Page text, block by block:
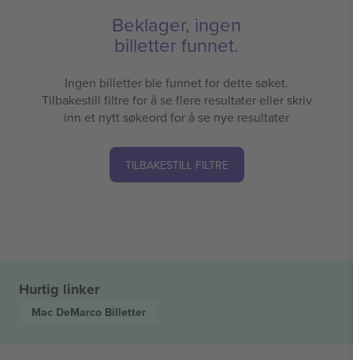
Beklager, ingen
billetter funnet.
Ingen billetter ble funnet for dette søket.
Tilbakestill filtre for å se flere resultater eller skriv
inn et nytt søkeord for å se nye resultater
TILBAKESTILL FILTRE
Hurtig linker
Mac DeMarco Billetter